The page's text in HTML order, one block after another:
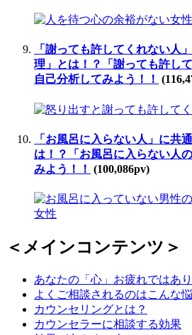
「謝っても許してくれない人
理」とは！？「謝っても許し
自己分析してみよう！！
「お風呂に入らない人」に共
は！？「お風呂に入らない人
みよう！！ (100,086pv)
＜メインコンテンツ＞
あなたの「心」お疲れではあ
よくご相談されるのはこんな
カウンセリングとは？
カウンセラーに相談する効果